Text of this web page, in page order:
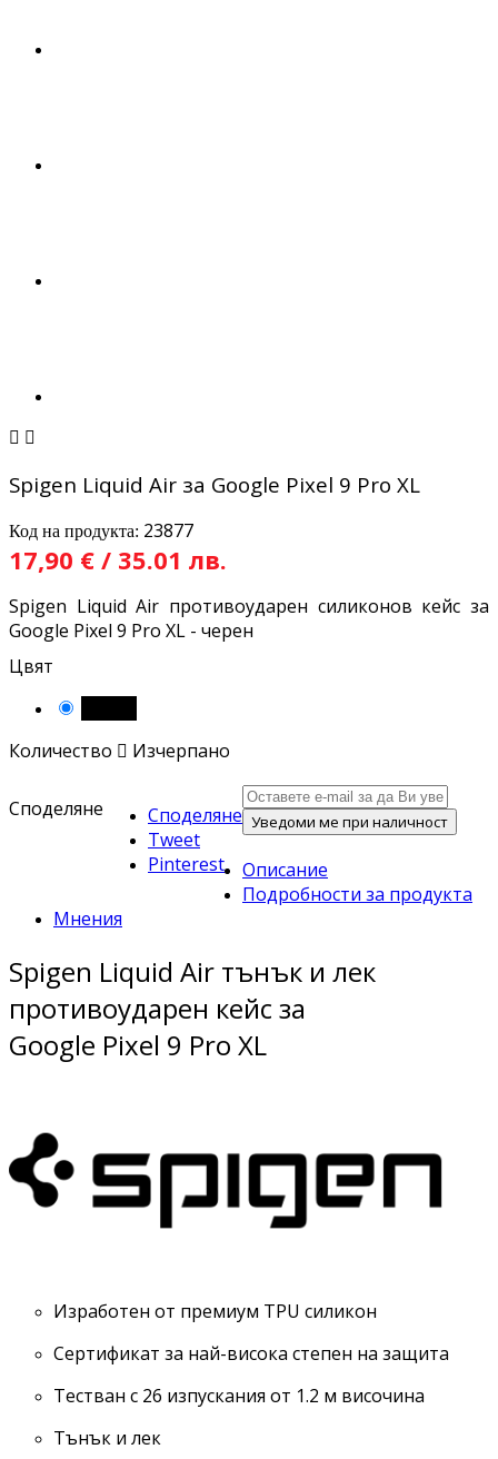
 
Spigen Liquid Air за Google Pixel 9 Pro XL
Код на продукта: 23877
17,90 € / 35.01 лв.
Spigen Liquid Air противоударен силиконов кейс за
Google Pixel 9 Pro XL - черен
Цвят
Количество  Изчерпано
Споделяне
Споделяне
Tweet
Pinterest
Уведоми ме при наличност
Описание
Подробности за продукта
Мнения
Spigen Liquid Air тънък и лек
противоударен кейс за
Google Pixel 9 Pro XL
Изработен от премиум TPU силикон
Сертификат за най-висока степен на защита
Тестван с 26 изпускания от 1.2 м височина
Тънък и лек